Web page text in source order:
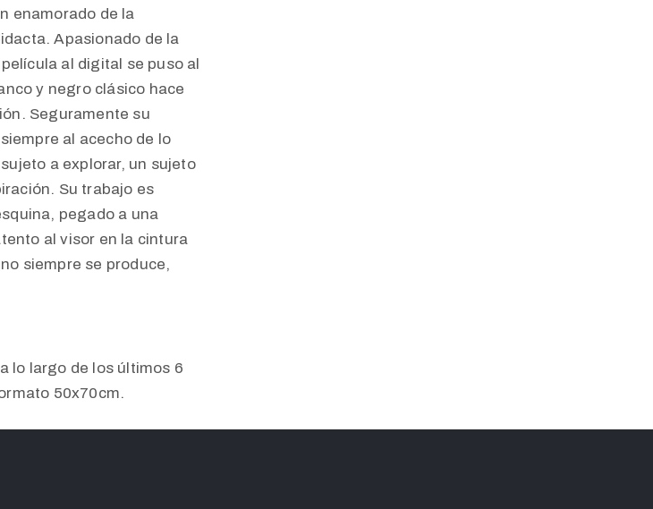
enamorado de la
Apasionado de la
al digital se puso al
y negro clásico hace
Seguramente su
al acecho de lo
a explorar, un sujeto
Su trabajo es
pegado a una
al visor en la cintura
siempre se produce,
lo largo de los últimos 6
50x70cm.